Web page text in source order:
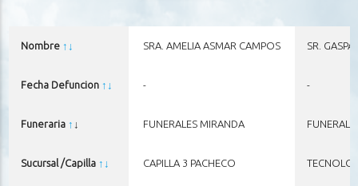
Nombre ↑ ↓
Fecha Defuncion ↑ ↓
Funeraria ↑ ↓
Sucursal /Capilla ↑ ↓
SRA. AMELIA ASMAR CAMPOS
-
FUNERALES MIRANDA
CAPILLA 3 PACHECO
SR.
-